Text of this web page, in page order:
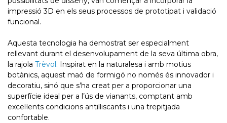
impressió 3D en els seus processos de prototipat i validació
funcional.
Aquesta tecnologia ha demostrat ser especialment
rellevant durant el desenvolupament de la seva última obra,
la rajola Trèvol . Inspirat en la naturalesa i amb motius
botànics, aquest maó de formigó no només és innovador i
decoratiu, sinó que s’ha creat per a proporcionar una
superfície ideal per a l’ús de vianants, comptant amb
excel·lents condicions antilliscants i una trepitjada
confortable.